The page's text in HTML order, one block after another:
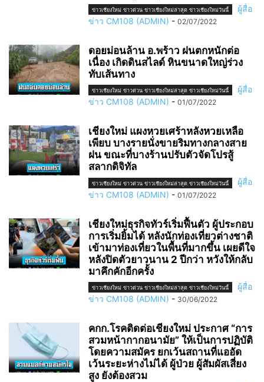
ข่าวเชียงใหม่ ข่าวด่วน ข่าวเชียงใหม่ล่าสุด ข่าวเชียงใหม่วันนี้
ผู้สื่อ
ข่าว CM108 (ADMIN) - 02/07/2022
ดอยม่อนล้าน​ อ.พร้าว​ ฝนตกหนักต่อ
เนื่อง​ เกิดดินสไลด์​ หินขนาดใหญ่​ร่วง
ทับเส้นทาง
ข่าวเชียงใหม่ ข่าวด่วน ข่าวเชียงใหม่ล่าสุด ข่าวเชียงใหม่วันนี้
ผู้สื่อ
ข่าว CM108 (ADMIN) - 01/07/2022
เชียงใหม่ แผงหวยเศร้าหลังหวยเหลือ
เพียบ บางรายนั่งขายริมทางกลางสาย
ฝน ขณะที่บางร้านปรับตัวจัดโปรสู้
สลากดิจิทัล
ข่าวเชียงใหม่ ข่าวด่วน ข่าวเชียงใหม่ล่าสุด ข่าวเชียงใหม่วันนี้
ผู้สื่อ
ข่าว CM108 (ADMIN) - 01/07/2022
เชียงใหม่ธุรกิจทัวร์เริ่มฟื้นตัว ผู้ประกอบ
การเริ่มยิ้มได้ หลังนักท่องเที่ยวต่างชาติ
เข้ามาท่องเที่ยวในพื้นที่มากขึ้น เผยดีใจ
หลังปิดตัวยาวนาน 2 ปีกว่า หวังให้กลับ
มาคึกคักอีกครั้ง
ข่าวเชียงใหม่ ข่าวด่วน ข่าวเชียงใหม่ล่าสุด ข่าวเชียงใหม่วันนี้
ผู้สื่อ
ข่าว CM108 (ADMIN) - 30/06/2022
คกก.โรคติดต่อเชียงใหม่ ประกาศ “การ
สวมหน้ากากอนามัย” ให้เป็นการปฏิบัติ
โดยความสมัคร ยกเว้นสถานที่แออัด
เว้นระยะห่างไม่ได้ ผู้ป่วย ผู้สัมผัสเสี่ยง
สูง ยังต้องสวม